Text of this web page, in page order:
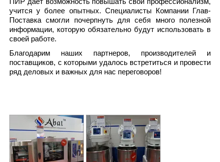
ПИР дает возможность повышать свой профессионализм,
учится у более опытных. Специалисты Компании Глав-
Поставка смогли почерпнуть для себя много полезной
информации, которую обязательно будут использовать в
своей работе.
Благодарим наших партнеров, производителей и
поставщиков, с которыми удалось встретиться и провести
ряд деловых и важных для нас переговоров!